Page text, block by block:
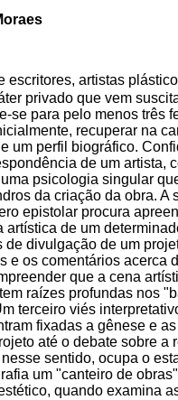
escritores, artistas
privado que vem
se para pelo menos três
recuperar na
um perfil biográfico.
de um artista,
psicologia singular
da criação da obra. A
epistolar procura
artística de um
de divulgação de um
e os comentários acerca
que a cena
raízes profundas nos
terceiro viés
fixadas a gênese e
até o debate sobre a
sentido, ocupa o
um "canteiro de
quando examina